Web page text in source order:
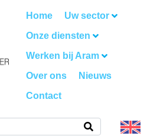
Home
Uw sector
Onze diensten
Werken bij Aram
Over ons
Nieuws
Contact